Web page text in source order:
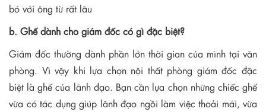
bó với ông từ rất lâu
b. Ghế dành cho giám đốc có gì đặc biệt?
Giám đốc thường dành phần lớn thời gian của mình tại văn
phòng. Vì vậy khi lựa chọn nội thất phòng giám đốc đặc
biệt là ghế của lãnh đạo. Bạn cần lựa chọn những chiếc ghế
vừa có tác dụng giúp lãnh đạo ngồi làm việc thoải mái, vừa